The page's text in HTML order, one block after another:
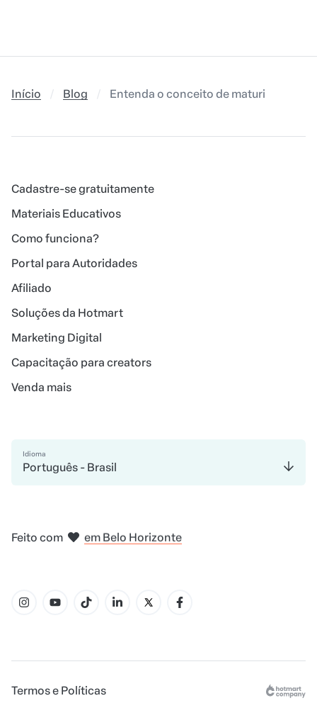
Início Blog Entenda o conceito de maturidade
Cadastre-se gratuitamente
Materiais Educativos
Como funciona?
Portal para Autoridades
Afiliado
Soluções da Hotmart
Marketing Digital
Capacitação para creators
Venda mais
Idioma
Português - Brasil
Feito com em Belo Horizonte
Termos e Políticas